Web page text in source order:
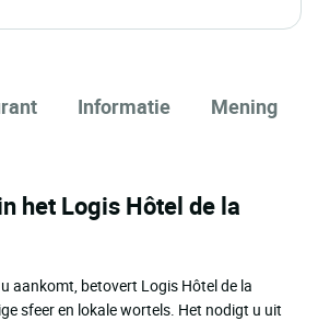
Informatie Mening
het Logis Hôtel de la
aankomt, betovert Logis Hôtel de la
sfeer en lokale wortels. Het nodigt u uit